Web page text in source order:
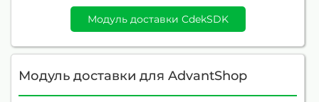
Модуль доставки CdekSDK
Модуль доставки для AdvantShop